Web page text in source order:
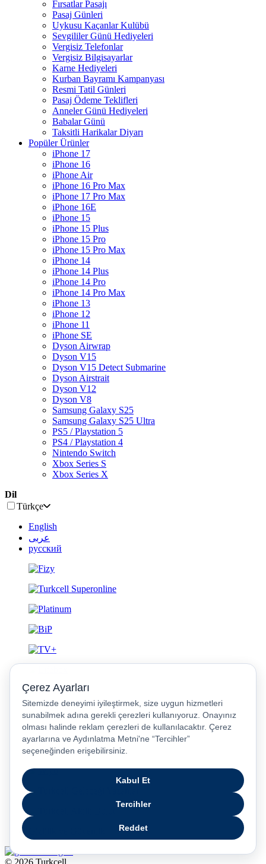
Fırsatlar Pasajı
Pasaj Günleri
Uykusu Kaçanlar Kulübü
Sevgililer Günü Hediyeleri
Vergisiz Telefonlar
Vergisiz Bilgisayarlar
Karne Hediyeleri
Kurban Bayramı Kampanyası
Resmi Tatil Günleri
Pasaj Ödeme Teklifleri
Anneler Günü Hediyeleri
Babalar Günü
Taksitli Harikalar Diyarı
Popüler Ürünler
iPhone 17
iPhone 16
iPhone Air
iPhone 16 Pro Max
iPhone 17 Pro Max
iPhone 16E
iPhone 15
iPhone 15 Plus
iPhone 15 Pro
iPhone 15 Pro Max
iPhone 14
iPhone 14 Plus
iPhone 14 Pro
iPhone 14 Pro Max
iPhone 13
iPhone 12
iPhone 11
iPhone SE
Dyson Airwrap
Dyson V15
Dyson V15 Detect Submarine
Dyson Airstrait
Dyson V12
Dyson V8
Samsung Galaxy S25
Samsung Galaxy S25 Ultra
PS5 / Playstation 5
PS4 / Playstation 4
Nintendo Switch
Xbox Series S
Xbox Series X
Dil
Türkçe
English
عربى
русский
© 2026 Turkcell